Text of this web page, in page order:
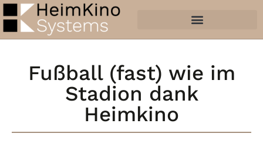
Fußball (fast) wie im
Stadion dank
Heimkino